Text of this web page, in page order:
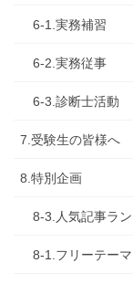
6-1.実務補習
6-2.実務従事
6-3.診断士活動
7.受験生の皆様へ
8.特別企画
8-3.人気記事ラ
8-1.フリーテーマ